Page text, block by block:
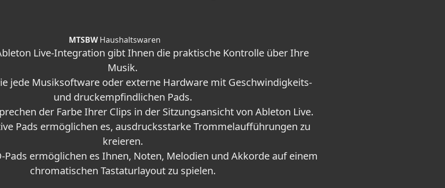
MTSBWHaushaltswaren
Live-Integration gibt Ihnen die praktische Kontrolle über Ihre
Musik.
jede Musiksoftware oder externe Hardware mit Geschwindigkeits-
und druckempfindlichen Pads.
der Farbe Ihrer Clips in der Sitzungsansicht von Ableton Live.
Pads ermöglichen es, ausdrucksstarke Trommelaufführungen zu
kreieren.
Pads ermöglichen es Ihnen, Noten, Melodien und Akkorde auf einem
chromatischen Tastaturlayout zu spielen.